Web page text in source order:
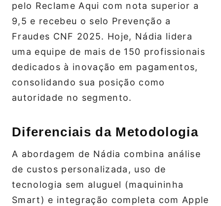
pelo Reclame Aqui com nota superior a
9,5 e recebeu o selo Prevenção a
Fraudes CNF 2025. Hoje, Nádia lidera
uma equipe de mais de 150 profissionais
dedicados à inovação em pagamentos,
consolidando sua posição como
autoridade no segmento.
Diferenciais da Metodologia
A abordagem de Nádia combina análise
de custos personalizada, uso de
tecnologia sem aluguel (maquininha
Smart) e integração completa com Apple